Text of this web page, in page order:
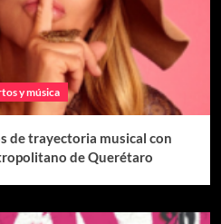
y música
de trayectoria musical con
de Querétaro